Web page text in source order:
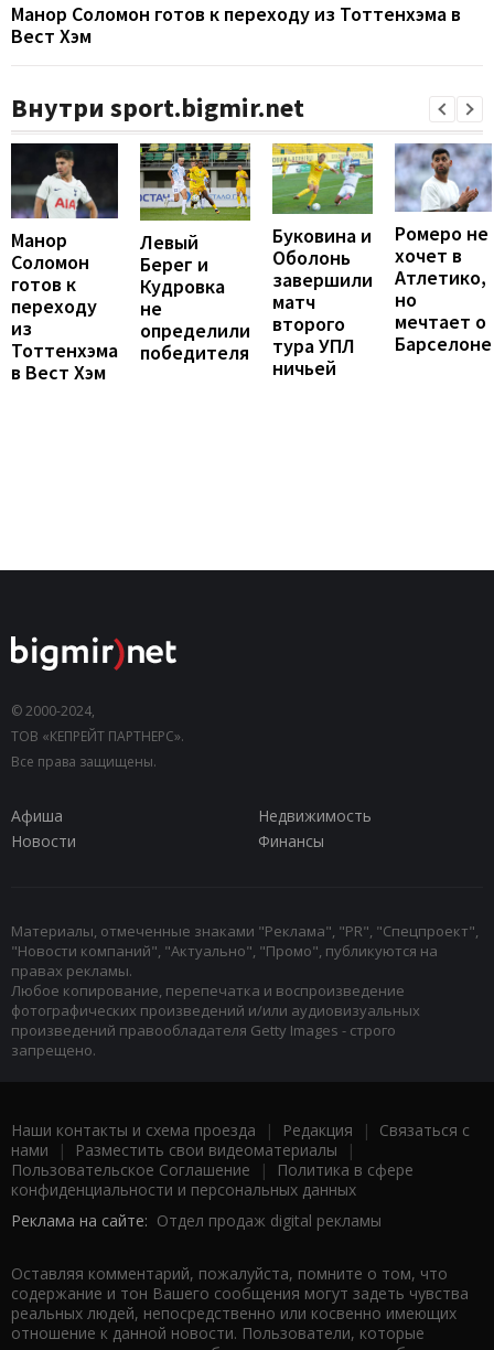
Манор Соломон готов к переходу из Тоттенхэма в
Вест Хэм
Внутри sport.bigmir.net
Манор
Соломон
готов к
переходу
из
Тоттенхэма
в Вест Хэм
Левый
Берег и
Кудровка
не
определили
победителя
Буковина и
Оболонь
завершили
матч
второго
тура УПЛ
ничьей
Ромеро не
хочет в
Атлетико,
но
мечтает о
Барселоне
© 2000-2024,
ТОВ «КЕПРЕЙТ ПАРТНЕРС».
Все права защищены.
Афиша
Недвижимость
Новости
Финансы
Материалы, отмеченные знаками "Реклама", "PR", "Спецпроект",
"Новости компаний", "Актуально", "Промо", публикуются на
правах рекламы.
Любое копирование, перепечатка и воспроизведение
фотографических произведений и/или аудиовизуальных
произведений правообладателя Getty Images - строго
запрещено.
Наши контакты и схема проезда | Редакция | Связаться с
нами | Разместить свои видеоматериалы |
Пользовательское Соглашение |
Политика в сфере
конфиденциальности и персональных данных
Реклама на сайте: Отдел продаж digital рекламы
Оставляя комментарий, пожалуйста, помните о том, что
содержание и тон Вашего сообщения могут задеть чувства
реальных людей, непосредственно или косвенно имеющих
отношение к данной новости. Пользователи, которые